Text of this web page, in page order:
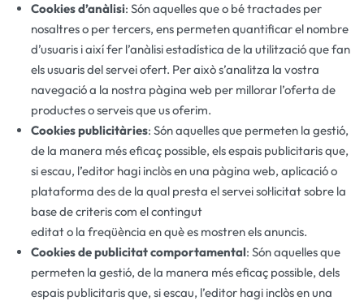
Cookies d’anàlisi: Són aquelles que o bé tractades per
nosaltres o per tercers, ens permeten quantificar el nombre
d’usuaris i així fer l’anàlisi estadística de la utilització que fan
els usuaris del servei ofert. Per això s’analitza la vostra
navegació a la nostra pàgina web per millorar l’oferta de
productes o serveis que us oferim.
Cookies publicitàries: Són aquelles que permeten la gestió,
de la manera més eficaç possible, els espais publicitaris que,
si escau, l’editor hagi inclòs en una pàgina web, aplicació o
plataforma des de la qual presta el servei sol·licitat sobre la
base de criteris com el contingut
editat o la freqüència en què es mostren els anuncis.
Cookies de publicitat comportamental: Són aquelles que
permeten la gestió, de la manera més eficaç possible, dels
espais publicitaris que, si escau, l’editor hagi inclòs en una